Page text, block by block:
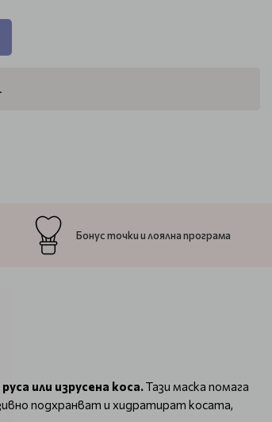
Бонус точки и лоялна програма
или изрусена коса.Тази маска помага
подхранват и хидратират косата,